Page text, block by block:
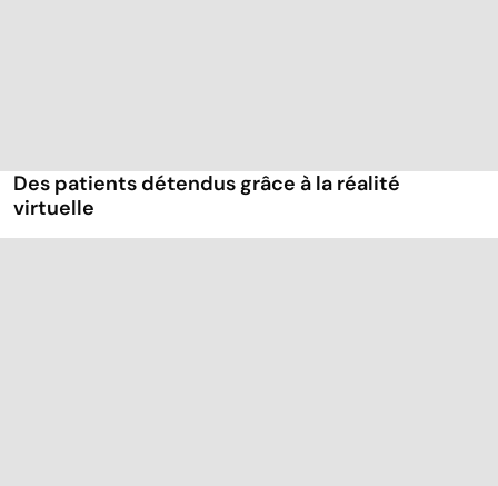
Des patients détendus grâce à la réalité
virtuelle